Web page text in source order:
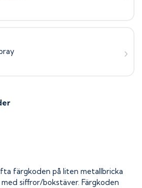
färgkoden på liten metallbricka
siffror/bokstäver. Färgkoden